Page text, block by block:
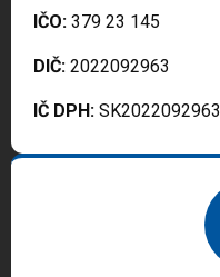
IČO: 379 23 145
DIČ: 2022092963
IČ DPH: SK2022092963